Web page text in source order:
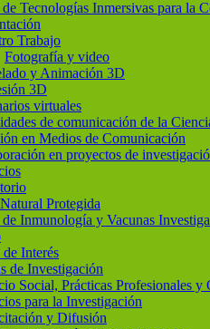
Tecnologías Inmersivas para la
Trabajo
Fotografía y video
y Animación 3D
3D
virtuales
de comunicación de la
en Medios de Comunicación
en proyectos de
Protegida
Inmunología y Vacunas
de Interés
de Investigación
Social, Prácticas Profesionales y
para la Investigación
y Difusión